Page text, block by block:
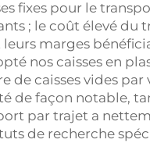
fixes pour le
; le coût élevé du
marges
nos caisses en
de caisses vides par
de façon notable,
par trajet a
de recherche